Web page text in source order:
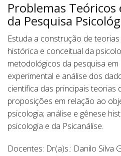
Problemas
da Pesquisa
Estuda a construção de
histórica e conceitual da
metodológicos da pesquisa
experimental e análise dos
científica das principais teorias
proposições em relação ao
psicologia; análise e gênese
psicologia e da Psicanálise.
Docentes: Dr(a)s.: Danilo Silva